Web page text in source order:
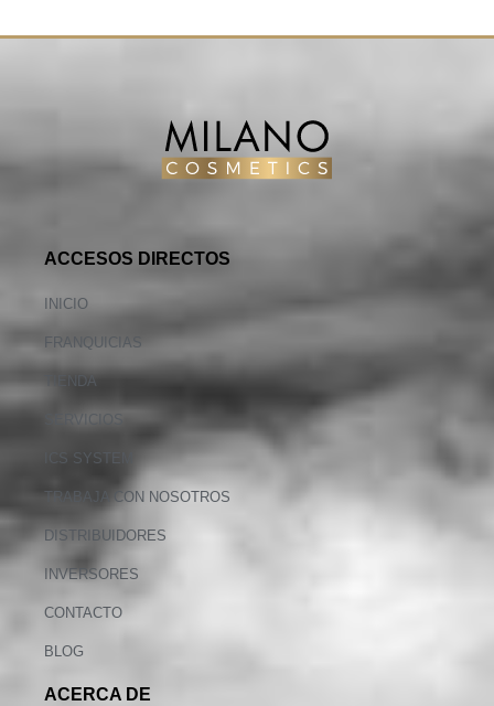
ACCESOS DIRECTOS
INICIO
FRANQUICIAS
TIENDA
SERVICIOS
ICS SYSTEM
TRABAJA CON NOSOTROS
DISTRIBUIDORES
INVERSORES
CONTACTO
BLOG
ACERCA DE